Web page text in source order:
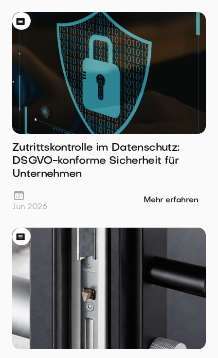

Zutrittskontrolle im Datenschutz:
DSGVO-konforme Sicherheit für
Unternehmen
Jun 2026
Mehr erfahren
